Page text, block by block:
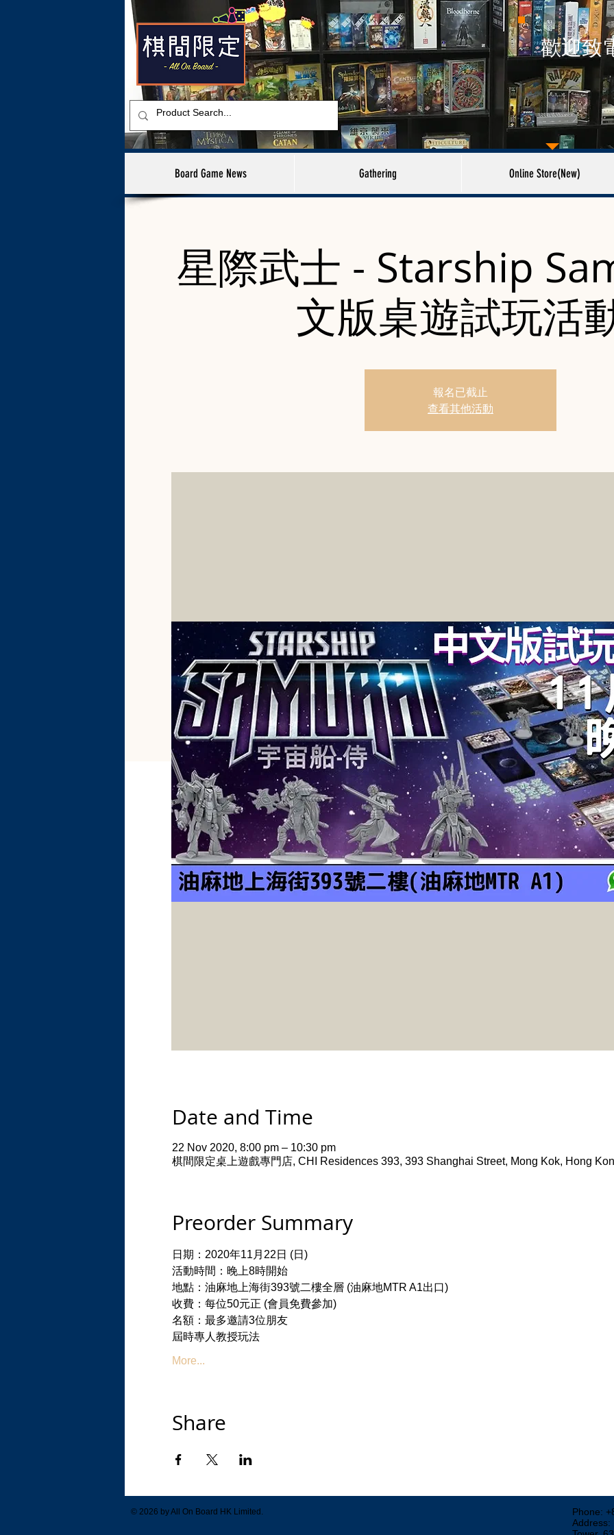
歡迎致
Board Game News Gathering Online Store(New)
星際武士 - Starship
文版桌遊試玩活
報名已截止
查看其他活動
Date and Time
22 Nov 2020, 8:00 pm – 10:30 pm
棋間限定桌上遊戲專門店, CHI Residences 393, 393 Shanghai Street, Mong Kok, Hong
Preorder Summary
日期：2020年11月22日 (日)
活動時間：晚上8時開始
地點：油麻地上海街393號二樓全層 (油麻地MTR A1出口)
收費：每位50元正 (會員免費參加)
名額：最多邀請3位朋友
屆時專人教授玩法
More...
Share
© 2026 by All On Board HK Limited.
Phone:
Address: